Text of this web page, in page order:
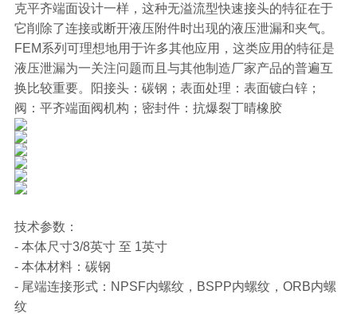
克平齐端面设计一样，这种无溢流型快速接头的特征在于
它削除了连接或断开液压附件时出现的液压泄漏和夹气。
FEM系列可理想地用于许多其他应用，这类应用的特征是
液压泄漏为一关注问题而且与其他制造厂家产品的普遍互
换比较重要。阳接头：碳钢；表面处理：表面镀白锌；
阀：平齐端面阀机构；密封件：抗爆裂丁晴橡胶
技术参数：
- 本体尺寸3/8英寸 至 1英寸
- 本体材料：碳钢
- 尾端连接形式：NPSF内螺纹，BSPP内螺纹，ORB内螺
纹